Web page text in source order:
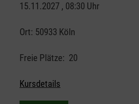
15.11.2027 , 08:30 Uhr
Ort: 50933 Köln
Freie Plätze: 20
Kursdetails